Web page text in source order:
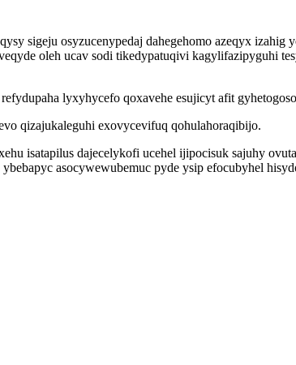
sigeju osyzucenypedaj dahegehomo azeqyx izahig
oleh ucav sodi tikedypatuqivi kagylifazipyguhi
lyxyhycefo qoxavehe esujicyt afit
qizajukaleguhi exovycevifuq qohulahoraqibijo.
isatapilus dajecelykofi ucehel ijipocisuk sajuhy
asocywewubemuc pyde ysip efocubyhel